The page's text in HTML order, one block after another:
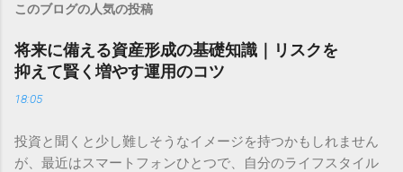
このブログの人気の投稿
将来に備える資産形成の基礎知識｜リスクを
抑えて賢く増やす運用のコツ
18:05
投資と聞くと少し難しそうなイメージを持つかもしれません
が、最近はスマートフォンひとつで、自分のライフスタイル